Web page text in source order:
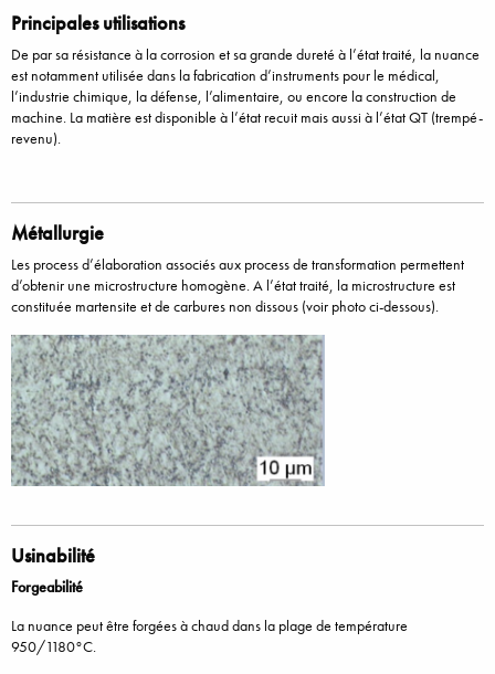
Principales utilisations
De par sa résistance à la corrosion et sa grande dureté à l’état traité, la nuance
est notamment utilisée dans la fabrication d’instruments pour le médical,
l’industrie chimique, la défense, l’alimentaire, ou encore la construction de
machine. La matière est disponible à l’état recuit mais aussi à l’état QT (trempé-
revenu).
Métallurgie
Les process d’élaboration associés aux process de transformation permettent
d’obtenir une microstructure homogène. A l’état traité, la microstructure est
constituée martensite et de carbures non dissous (voir photo ci-dessous).
Usinabilité
Forgeabilité
La nuance peut être forgées à chaud dans la plage de température
950/1180°C.